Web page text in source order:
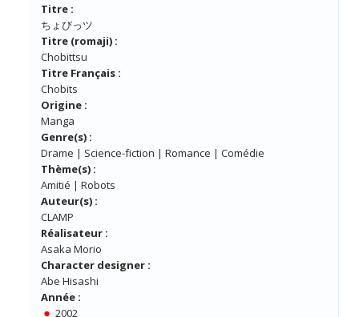
Titre :
ちょびっツ
Titre (romaji) :
Chobittsu
Titre Français :
Chobits
Origine :
Manga
Genre(s) :
Drame | Science-fiction | Romance | Comédie
Thème(s) :
Amitié | Robots
Auteur(s) :
CLAMP
Réalisateur :
Asaka Morio
Character designer :
Abe Hisashi
Année :
2002